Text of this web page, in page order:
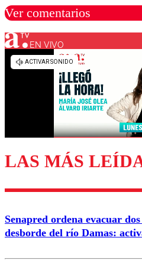
Ver comentarios
Los comentarios son
diálogo
EN VIVO
LAS MÁS
Senapred ordena evacuar
desborde del río Damas: